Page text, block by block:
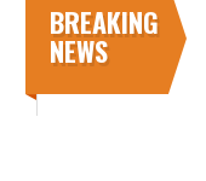
BREAKING
NEWS